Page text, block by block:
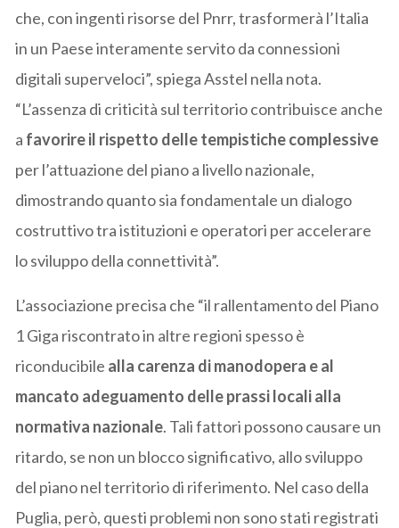
che, con ingenti risorse del Pnrr, trasformerà l’Italia
in un Paese interamente servito da connessioni
digitali superveloci”, spiega Asstel nella nota.
“L’assenza di criticità sul territorio contribuisce anche
a favorire il rispetto delle tempistiche complessive
per l’attuazione del piano a livello nazionale,
dimostrando quanto sia fondamentale un dialogo
costruttivo tra istituzioni e operatori per accelerare
lo sviluppo della connettività”.
L’associazione precisa che “il rallentamento del Piano
1 Giga riscontrato in altre regioni spesso è
riconducibile alla carenza di manodopera e al
mancato adeguamento delle prassi locali alla
normativa nazionale. Tali fattori possono causare un
ritardo, se non un blocco significativo, allo sviluppo
del piano nel territorio di riferimento. Nel caso della
Puglia, però, questi problemi non sono stati registrati